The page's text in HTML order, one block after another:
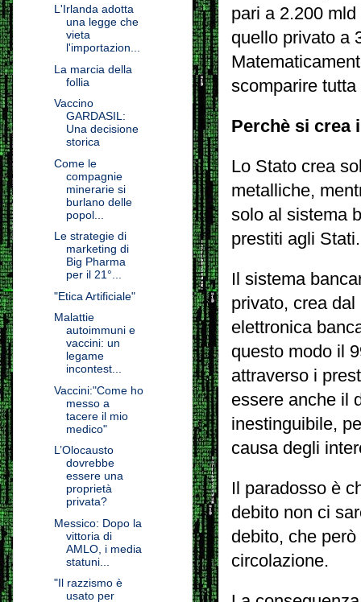
pari a 2.200
quello privato a
scomparire
Perchè si crea
Lo Stato crea
metalliche,
solo al sistema
prestiti agli Stati.
Il sistema
privato, crea
elettronica
questo modo il
attraverso i
essere anche il
inestinguibile,
causa degli
Il paradosso è
debito non ci
debito, che
circolazione.
L'Irlanda adotta
una legge che
vieta
l'importazion...
La marcia della
follia
Vaccino
GARDASIL:
Una decisione
storica
Come le
compagnie
minerarie si
burlano delle
popol...
Le strategie di
marketing di
Big Pharma
per il 21°...
"Etica Artificiale"
Malattie
autoimmuni e
vaccini: un
legame
incontest...
Vaccini:"Come ho
messo a
tacere il mio
medico"
L’Olocausto
dovrebbe
essere una
proprietà
privata?
Messico: Dopo la
vittoria di
AMLO, i media
statuni...
"Il razzismo è
usato per